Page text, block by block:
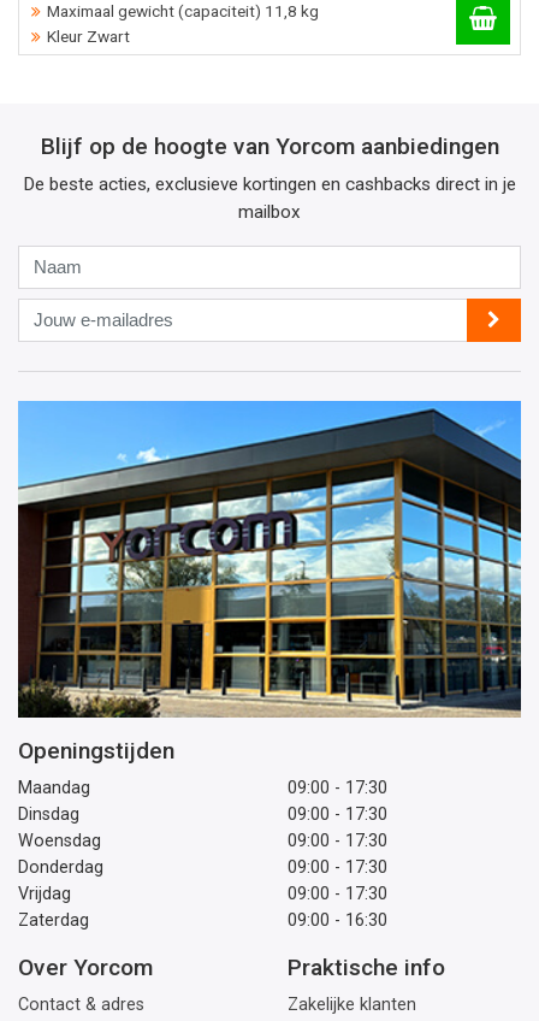
Maximaal gewicht (capaciteit) 11,8 kg
Kleur Zwart
Blijf op de hoogte van Yorcom aanbiedingen
De beste acties, exclusieve kortingen en cashbacks direct in je
mailbox
Jouw
e-
mailadres
Openingstijden
Maandag
09:00 - 17:30
Dinsdag
09:00 - 17:30
Woensdag
09:00 - 17:30
Donderdag
09:00 - 17:30
Vrijdag
09:00 - 17:30
Zaterdag
09:00 - 16:30
Over Yorcom
Contact & adres
Praktische info
Zakelijke klanten